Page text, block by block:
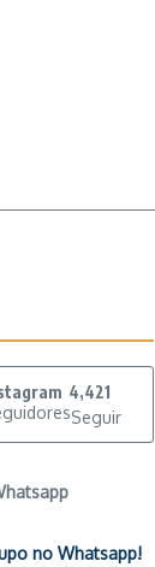
4,421
Seguir
no Whatsapp!